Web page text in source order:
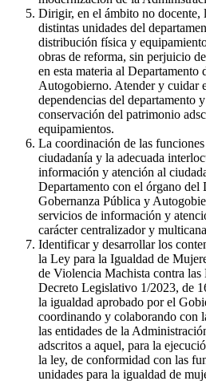
Dirigir, en el ámbito no docente,
distintas unidades del
distribución física y
obras de reforma, sin perjuicio
en esta materia al Departamento
Autogobierno. Atender y cuidar
dependencias del departamento
conservación del patrimonio
equipamientos.
La coordinación de las
ciudadanía y la adecuada
información y atención al
Departamento con el órgano del
Gobernanza Pública y
servicios de información y
carácter centralizador y
Identificar y desarrollar los
la Ley para la Igualdad de
de Violencia Machista contra las
Decreto Legislativo 1/2023, de
la igualdad aprobado por el
coordinando y colaborando con
las entidades de la
adscritos a aquel, para la
la ley, de conformidad con las
unidades para la igualdad de